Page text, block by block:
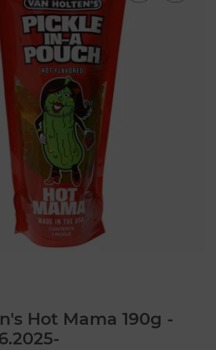
Hot Mama 190g -